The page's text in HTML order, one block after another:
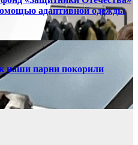
адаптивной одежды
наши парни покорили